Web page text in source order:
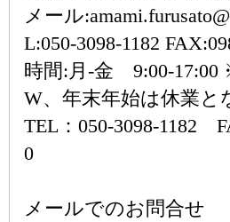
メール
L:050-3098-1182
時間:月-金 9:00-17:00
W、年末年始は休業と
TEL：050-3098-1182
0
メールでのお問合せ